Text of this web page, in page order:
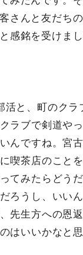
さんと友だち
感銘を受けまし
活と、町のク
ラブで剣道や
んですね。宮
喫茶店のこと
てみたらどう
ろうし、いい
先生方への恩
はいいかなと思